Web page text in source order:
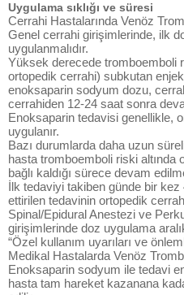
Uygulama sıklığı ve süresi
Cerrahi Hastalarında Venöz
Genel cerrahi girişimlerinde, ilk
uygulanmalıdır.
Yüksek derecede tromboemboli
ortopedik cerrahi) subkutan
enoksaparin sodyum dozu,
cerrahiden 12-24 saat sonra
Enoksaparin tedavisi genellikle,
uygulanır.
Bazı durumlarda daha uzun
hasta tromboemboli riski
bağlı kaldığı sürece devam
İlk tedaviyi takiben günde bir
ettirilen tedavinin ortopedik
Spinal/Epidural Anestezi ve
girişimlerinde doz uygulama
“Özel kullanım uyarıları ve
Medikal Hastalarda Venöz
Enoksaparin sodyum ile tedavi
hasta tam hareket kazanana